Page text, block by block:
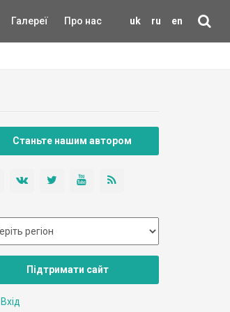
uk ru en
Галереї Про нас
Станьте нашим автором
Підтримати сайт
Вхід